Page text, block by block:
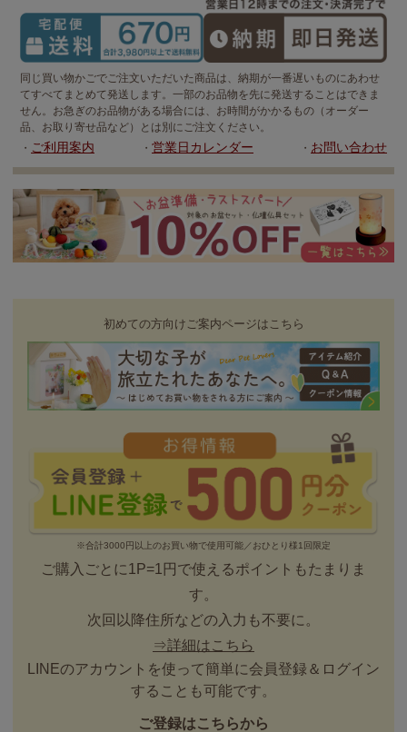
同じ買い物かごでご注文いただいた商品は、納期が一番遅いものにあわせ
てすべてまとめて発送します。一部のお品物を先に発送することはできま
せん。お急ぎのお品物がある場合には、お時間がかかるもの（オーダー
品、お取り寄せ品など）とは別にご注文ください。
・ ご利用案内 ・ 営業日カレンダー ・ お問い合わせ
初めての方向けご案内ページはこちら
※合計3000円以上のお買い物で使用可能／おひとり様1回限定
ご購入ごとに1P=1円で使えるポイントもたまりま
す。
次回以降住所などの入力も不要に。
⇒詳細はこちら
LINEのアカウントを使って簡単に会員登録＆ログイン
することも可能です。
ご登録はこちらから